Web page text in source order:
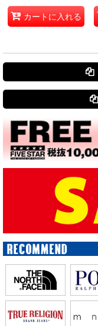
カートに入れる